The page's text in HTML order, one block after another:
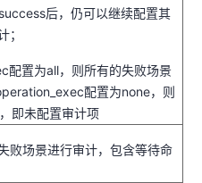
后，仍可以继续配置其
；
配置为all，则所有的失败场景
配置为none，则
，即未配置审计项
败场景进行审计，包含等待命